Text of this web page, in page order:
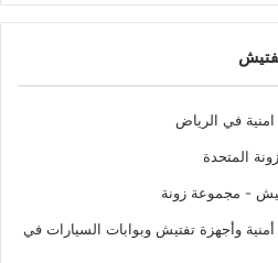
في الرياض
المتحدة
- مجموعة زونة
وأجهزة تفتيش وبوابات السيارات في